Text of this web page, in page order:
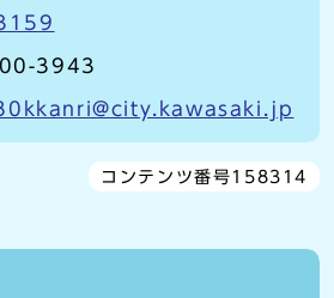
3943
コンテンツ番号158314